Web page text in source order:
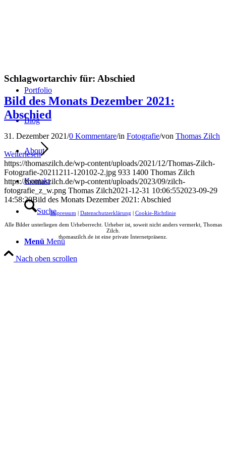
Portfolio
Blog
About
Kontakt
Suche
Menü Menü
Schlagwortarchiv für: Abschied
Bild des Monats Dezember 2021:
Abschied
31. Dezember 2021/0 Kommentare/in Fotografie/von Thomas Zilch
Weiterlesen
https://thomaszilch.de/wp-content/uploads/2021/12/Thomas-Zilch-
Fotografie-20211211-120102-2.jpg 933 1400 Thomas Zilch
https://thomaszilch.de/wp-content/uploads/2023/09/zilch-
fotografie_z_w.png Thomas Zilch2021-12-31 10:06:552023-09-29
14:58:20Bild des Monats Dezember 2021: Abschied
Impressum | Datenschutzerklärung | Cookie-Richtlinie
Alle Bilder unterliegen dem Urheberrecht. Urheber ist, soweit nicht anders vermerkt, Thomas
Zilch.
thomaszilch.de ist eine private Internetpräsenz.
Nach oben scrollen